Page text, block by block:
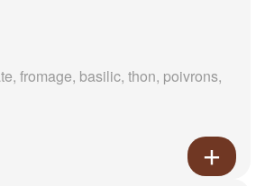
fromage, basilic, thon, poivrons,